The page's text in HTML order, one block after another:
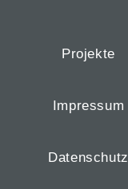
Projekte
Impressum
Datenschutz